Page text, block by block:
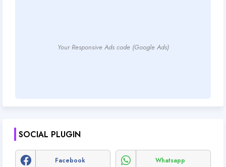
Your Responsive Ads code (Google Ads)
SOCIAL PLUGIN
Facebook Whatsapp